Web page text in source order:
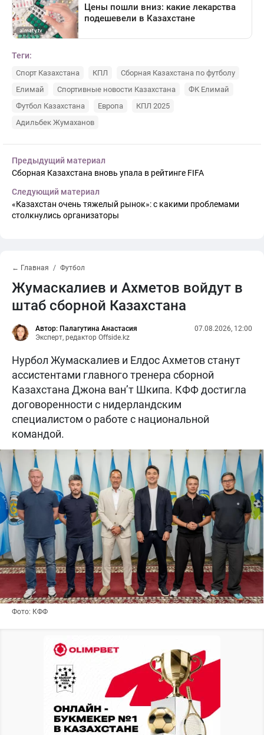
Теги:
Спорт Казахстана КПЛ
Сборная Казахстана по футболу
Елимай
Спортивные новости Казахстана
ФК Елимай
Футбол Казахстана
Европа
КПЛ 2025
Адильбек Жумаханов
Предыдущий материал
Сборная Казахстана вновь упала в рейтинге FIFA
Следующий материал
«Казахстан очень тяжелый рынок»: с какими проблемами
столкнулись организаторы
← Главная Футбол
Жумаскалиев и Ахметов войдут в
штаб сборной Казахстана
Автор: Палагутина Анастасия
Эксперт, редактор Offside.kz
07.08.2026, 12:00
Нурбол Жумаскалиев и Елдос Ахметов станут
ассистентами главного тренера сборной
Казахстана Джона ван’т Шкипа. КФФ достигла
договоренности с нидерландским
специалистом о работе с национальной
командой.
Фото: КФФ